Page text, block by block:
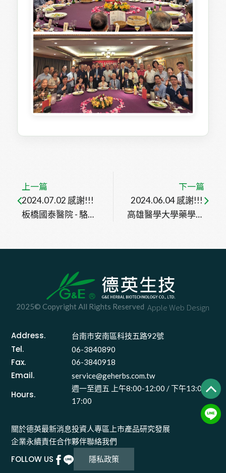
上一篇
2024.07.02 感謝!!!
板橋國泰醫院 - 駱長
請德英生技-郭國華
董事長(原高醫大學
生化教授)於 7/2進行
醫學講座及商務合作
下一篇
2024.06.04 感謝!!!
高雄醫學大學藥學院
化教授) 分享「新藥
開發的心路歷程」~
2025© Copyright All Rights Reserved Apple Web Design
Address. 台南市安南區科技五路92號
Tel. 06-3840890
Fax. 06-3840918
Email. service@geherbs.com.tw
Hours.
週一至週五 上午8:00-12:00 / 下午13:00-
17:00
關於德英最新消息投資人專區 上市產品研究發展
企業永續責任合作夥伴聯絡我們
FOLLOW US 隱私政策